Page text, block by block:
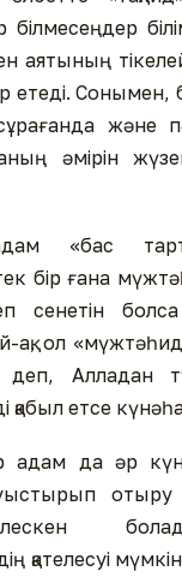
аятының
етеді. Сонымен,
және
әмірін
«бас
бір ғана
сенетін болса
ол
деп, Алладан
қабыл етсе
адам да әр
отыру
қателесуі